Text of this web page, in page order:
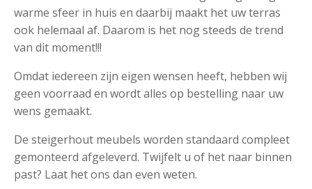
warme sfeer in huis en daarbij maakt het uw terras
ook helemaal af. Daarom is het nog steeds de trend
van dit moment!!!
Omdat iedereen zijn eigen wensen heeft, hebben wij
geen voorraad en wordt alles op bestelling naar uw
wens gemaakt.
De steigerhout meubels worden standaard compleet
gemonteerd afgeleverd. Twijfelt u of het naar binnen
past? Laat het ons dan even weten.